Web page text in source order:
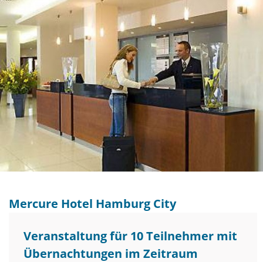
Mercure Hotel Hamburg City
Veranstaltung für 10 Teilnehmer mit
Übernachtungen im Zeitraum